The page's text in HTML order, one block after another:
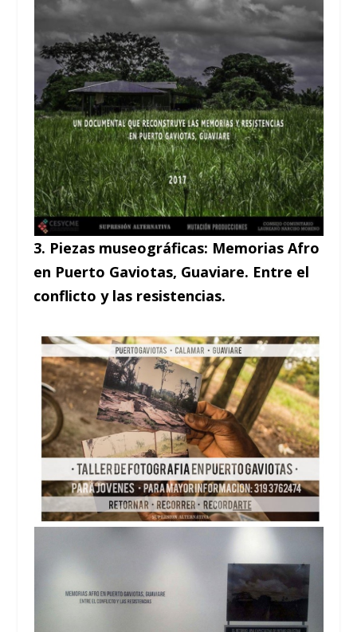
3. Piezas museográficas: Memorias Afro
en Puerto Gaviotas, Guaviare. Entre el
conflicto y las resistencias.